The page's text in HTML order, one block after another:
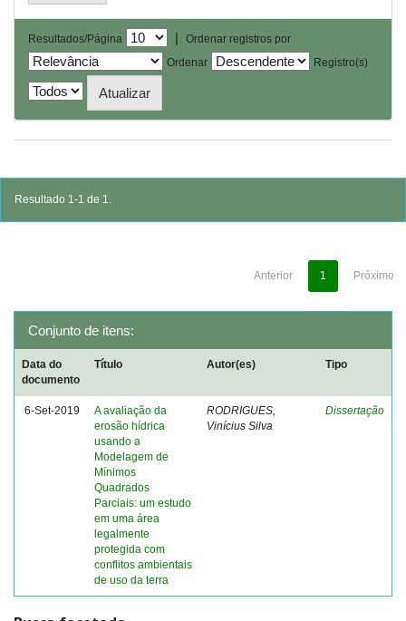
Resultados/Página |
Ordenar registros por
Ordenar
Registro(s)
Resultado 1-1 de 1.
Anterior 1 Próximo
Conjunto de itens:
Data do
documento
Título Autor(es) Tipo
6-Set-2019
A avaliação da
erosão hídrica
usando a
Modelagem de
Mínimos
Quadrados
Parciais: um estudo
em uma área
legalmente
protegida com
conflitos ambientais
de uso da terra
RODRIGUES,
Vinícius Silva
Dissertação